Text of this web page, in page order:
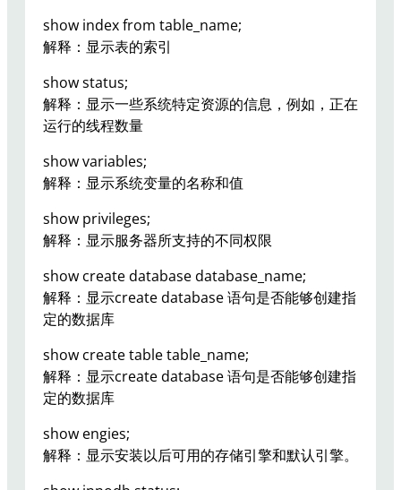
show index from table_name;
解释：显示表的索引
show status;
解释：显示一些系统特定资源的信息，例如，正在
运行的线程数量
show variables;
解释：显示系统变量的名称和值
show privileges;
解释：显示服务器所支持的不同权限
show create database database_name;
解释：显示create database 语句是否能够创建指
定的数据库
show create table table_name;
解释：显示create database 语句是否能够创建指
定的数据库
show engies;
解释：显示安装以后可用的存储引擎和默认引擎。